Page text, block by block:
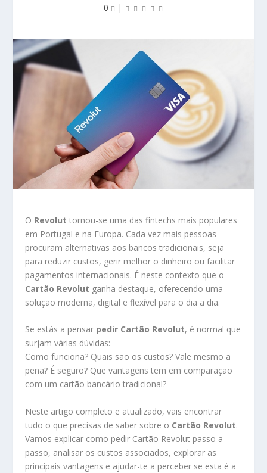
0
|
O Revolut tornou-se uma das fintechs mais populares
em Portugal e na Europa. Cada vez mais pessoas
procuram alternativas aos bancos tradicionais, seja
para reduzir custos, gerir melhor o dinheiro ou facilitar
pagamentos internacionais. É neste contexto que o
Cartão Revolut ganha destaque, oferecendo uma
solução moderna, digital e flexível para o dia a dia.
Se estás a pensar pedir Cartão Revolut, é normal que
surjam várias dúvidas:
Como funciona? Quais são os custos? Vale mesmo a
pena? É seguro? Que vantagens tem em comparação
com um cartão bancário tradicional?
Neste artigo completo e atualizado, vais encontrar
tudo o que precisas de saber sobre o Cartão Revolut.
Vamos explicar como pedir Cartão Revolut passo a
passo, analisar os custos associados, explorar as
principais vantagens e ajudar-te a perceber se esta é a